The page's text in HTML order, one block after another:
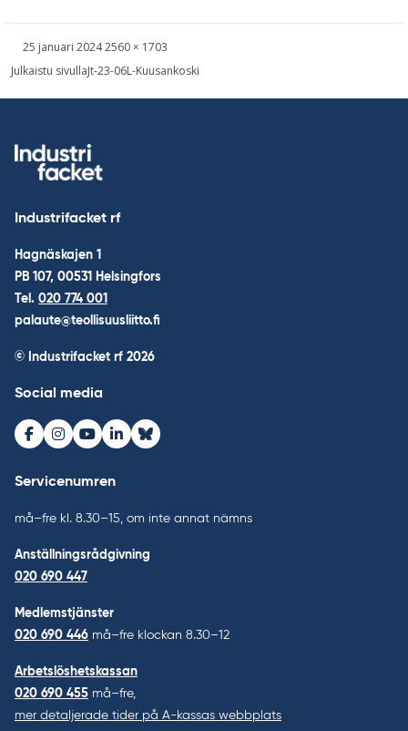
Skriven
25 januari 2024Bild
full
2560 × 1703
Inläggsnavigering
Julkaistu sivullaJt-23-06L-Kuusankoski
Industrifacket rf
Hagnäskajen 1
PB 107, 00531 Helsingfors
Tel. 020 774 001
palaute@teollisuusliitto.fi
© Industrifacket rf 2026
Social media
Facebook
Instagram
Youtube
LinkedInBluesky
Servicenumren
må–fre kl. 8.30–15, om inte annat nämns
Anställningsrådgivning
020 690 447
Medlemstjänster
020 690 446 må–fre klockan 8.30–12
Arbetslöshetskassan
020 690 455 må–fre,
mer detaljerade tider på A-kassas webbplats